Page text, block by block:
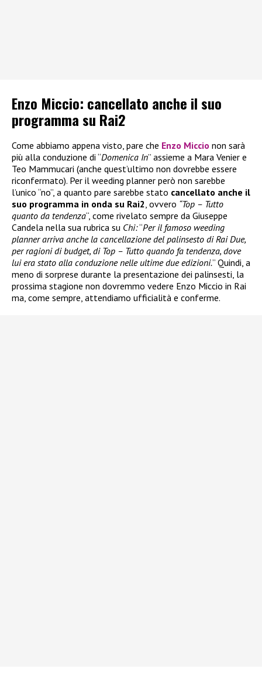
Enzo Miccio: cancellato anche il suo
programma su Rai2
Come abbiamo appena visto, pare che Enzo Miccio non sarà
più alla conduzione di “Domenica In” assieme a Mara Venier e
Teo Mammucari (anche quest’ultimo non dovrebbe essere
riconfermato). Per il weeding planner però non sarebbe
l’unico “no”, a quanto pare sarebbe stato cancellato anche il
suo programma in onda su Rai2, ovvero “Top – Tutto
quanto da tendenza“, come rivelato sempre da Giuseppe
Candela nella sua rubrica su Chi:“Per il famoso weeding
planner arriva anche la cancellazione del palinsesto di Rai Due,
per ragioni di budget, di Top – Tutto quando fa tendenza, dove
lui era stato alla conduzione nelle ultime due edizioni.” Quindi, a
meno di sorprese durante la presentazione dei palinsesti, la
prossima stagione non dovremmo vedere Enzo Miccio in Rai
ma, come sempre, attendiamo ufficialità e conferme.